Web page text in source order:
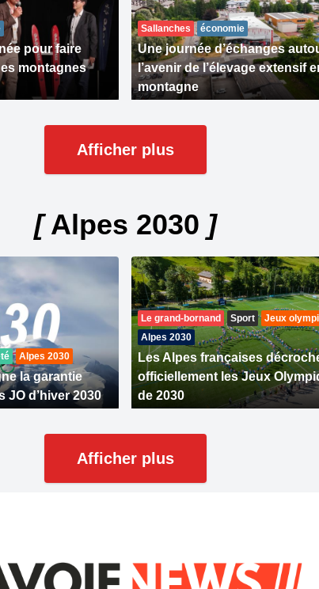
pour faire
montagnes
Sallanches économie
Une journée d’échanges
l’avenir de l’élevage extensif
montagne
Afficher plus
[Alpes 2030 ]
Alpes 2030
la garantie
JO d’hiver 2030
Le grand-bornand Sport
Jeux
Alpes 2030
Les Alpes françaises
officiellement les Jeux
de 2030
Afficher plus